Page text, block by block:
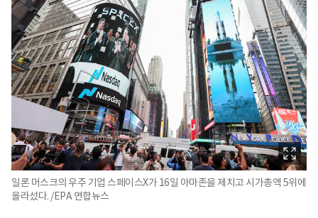
일론 머스크의 우주 기업 스페이스X가 16일 아마존을 제치고 시가총액 5위에
올라섰다. /EPA 연합뉴스